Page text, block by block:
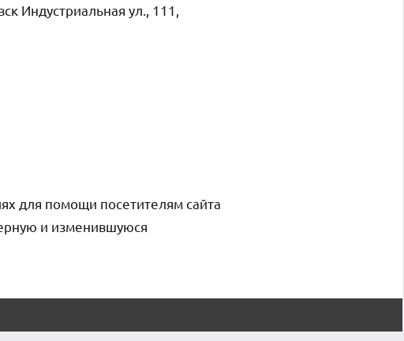
Индустриальная ул., 111,
для помощи посетителям сайта
и изменившуюся